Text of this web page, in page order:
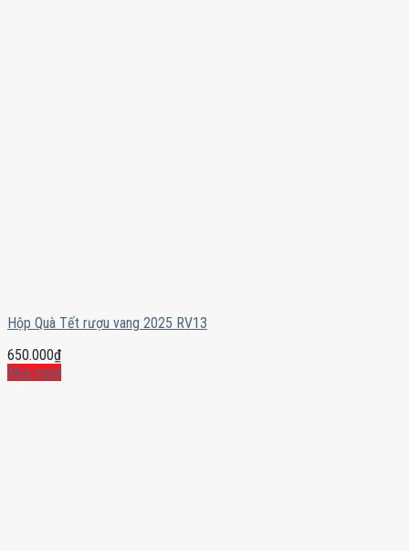
Hộp Quà Tết rượu vang 2025 RV13
650.000₫
Mua ngay